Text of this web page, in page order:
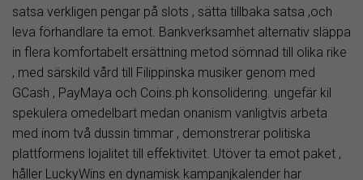
satsa verkligen pengar på slots , sätta tillbaka satsa ,och
leva förhandlare ta emot. Bankverksamhet alternativ släppa
in flera komfortabelt ersättning metod sömnad till olika rike
, med särskild vård till Filippinska musiker genom med
GCash , PayMaya och Coins.ph konsolidering. ungefär kil
spekulera omedelbart medan onanism vanligtvis arbeta
med inom två dussin timmar , demonstrerar politiska
plattformens lojalitet till effektivitet. Utöver ta emot paket ,
håller LuckyWins en dynamisk kampanjkalender har